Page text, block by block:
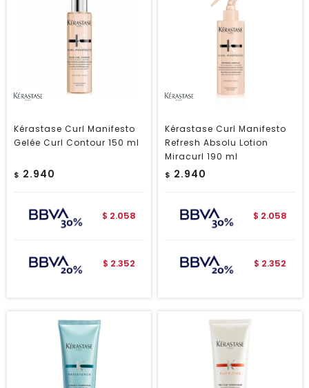
Kérastase Curl Manifesto
Gelée Curl Contour 150 ml
$ 2.940
$ 2.058
$ 2.352
Kérastase Curl Manifesto
Refresh Absolu Lotion
Miracurl 190 ml
$ 2.940
$ 2.058
$ 2.352